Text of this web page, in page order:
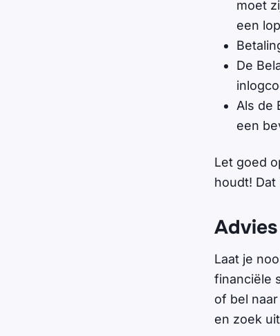
moet
een
De
Als de
een
Let goed
houdt!
Advies
Laat je
financiële
of bel
en zoek